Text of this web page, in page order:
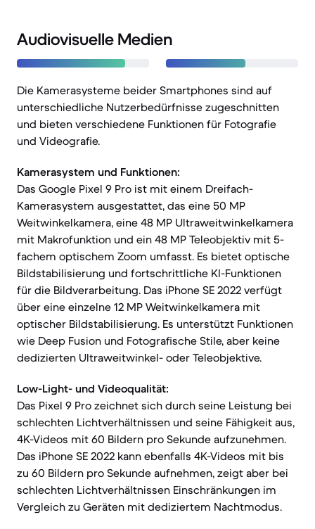
Audiovisuelle Medien
Die Kamerasysteme beider Smartphones sind auf
unterschiedliche Nutzerbedürfnisse zugeschnitten
und bieten verschiedene Funktionen für Fotografie
und Videografie.
Kamerasystem und Funktionen:
Das Google Pixel 9 Pro ist mit einem Dreifach-
Kamerasystem ausgestattet, das eine 50 MP
Weitwinkelkamera, eine 48 MP Ultraweitwinkelkamera
mit Makrofunktion und ein 48 MP Teleobjektiv mit 5-
fachem optischem Zoom umfasst. Es bietet optische
Bildstabilisierung und fortschrittliche KI-Funktionen
für die Bildverarbeitung. Das iPhone SE 2022 verfügt
über eine einzelne 12 MP Weitwinkelkamera mit
optischer Bildstabilisierung. Es unterstützt Funktionen
wie Deep Fusion und Fotografische Stile, aber keine
dedizierten Ultraweitwinkel- oder Teleobjektive.
Low-Light- und Videoqualität:
Das Pixel 9 Pro zeichnet sich durch seine Leistung bei
schlechten Lichtverhältnissen und seine Fähigkeit aus,
4K-Videos mit 60 Bildern pro Sekunde aufzunehmen.
Das iPhone SE 2022 kann ebenfalls 4K-Videos mit bis
zu 60 Bildern pro Sekunde aufnehmen, zeigt aber bei
schlechten Lichtverhältnissen Einschränkungen im
Vergleich zu Geräten mit dediziertem Nachtmodus.